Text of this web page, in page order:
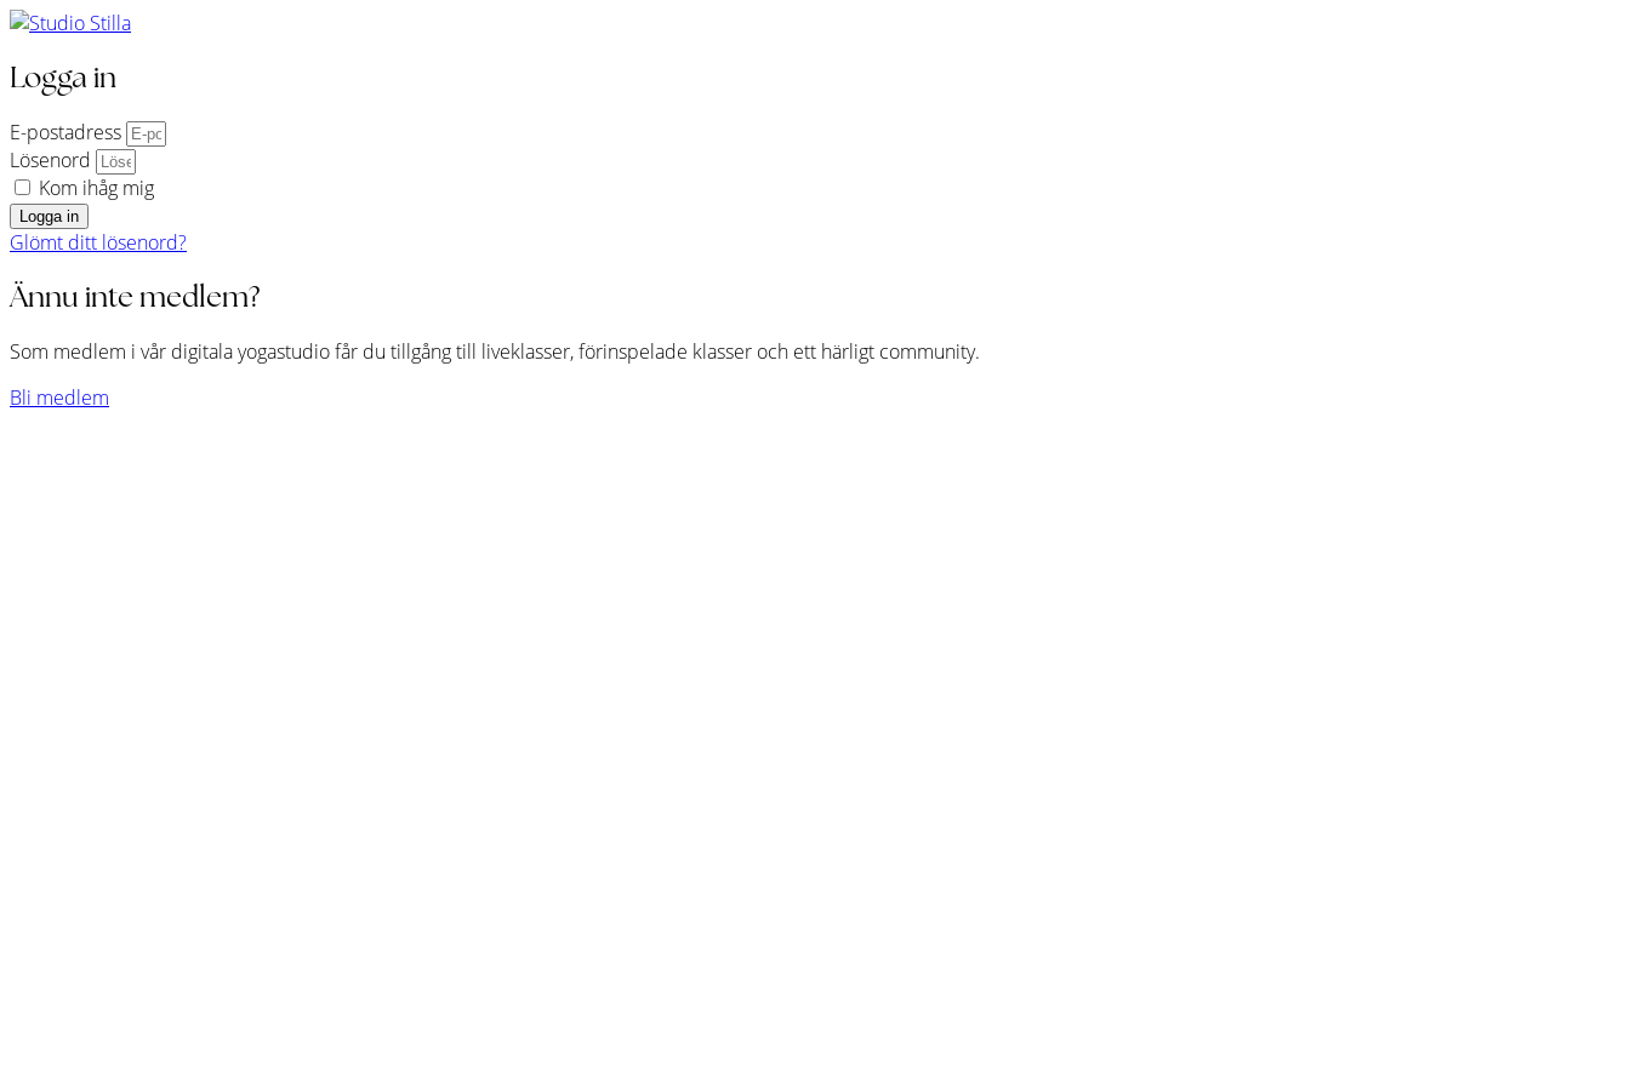
Logga in
E-postadress
Lösenord
Kom ihåg mig
Logga in
Glömt ditt lösenord?
Ännu inte medlem?
Som medlem i vår digitala yogastudio får du tillgång till liveklasser, förinspelade klasser och ett härligt community.
Bli medlem